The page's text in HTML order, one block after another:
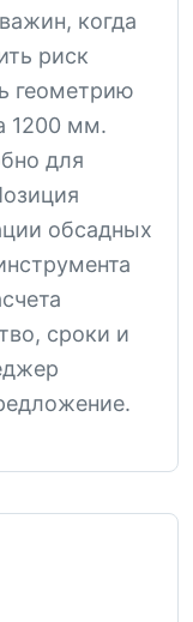
когда
риск
геометрию
1200 мм.
для
обсадных
сроки и